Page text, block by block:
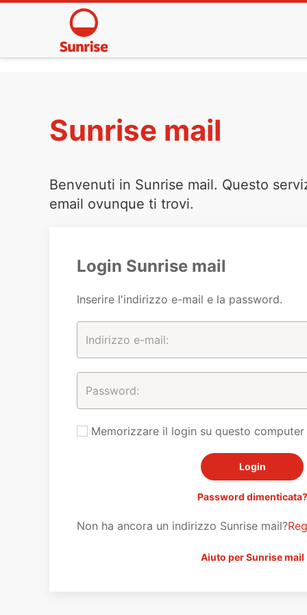
Sunrise mail
Benvenuti in Sunrise mail. Questo
email ovunque ti trovi.
Login Sunrise mail
Inserire l'indirizzo e-mail e la password.
Memorizzare il login su questo computer
Password dimenticata?
Non ha ancora un indirizzo Sunrise mail?
Aiuto per Sunrise mail